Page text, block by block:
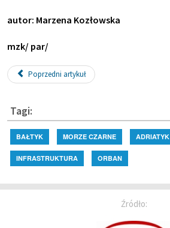
autor: Marzena Kozłowska
mzk/ par/
Poprzedni artykuł
Tagi:
BAŁTYK MORZE CZARNE ADRIATYK
INFRASTRUKTURA ORBAN
Źródło: